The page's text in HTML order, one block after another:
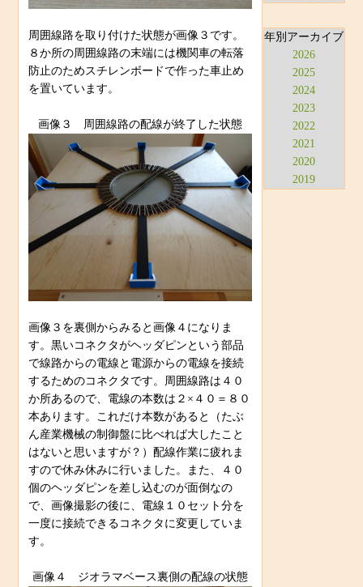
周囲線路を取り付けた状態が画像３です。
８か所の周囲線路の末端には機関車の転落
防止のためスチレンボードで作った車止め
を置いています。
画像３ 周囲線路の配線が終了した状態
画像３を裏側からみると画像４になりま
す。黒いコネクタがヘッダピンという部品
で線路からの電線と電源からの電線を接続
するためのコネクタです。周囲線路は４０
か所あるので、電線の本数は２×４０＝８０
本あります。これだけ本数があると（たぶ
ん産業機械の制御盤に比べれば大したこと
はないと思いますが？）配線作業に疲れま
すので休み休みに行いました。また、４０
個のヘッダピンを差し込むのが面倒なの
で、画像撮影の後に、電線１０セット分を
一度に接続できるコネクタに変更していま
す。
画像４ ジオラマベース裏側の配線の状態
年別アーカイブ
2026
2025
2024
2023
2022
2021
2020
2019